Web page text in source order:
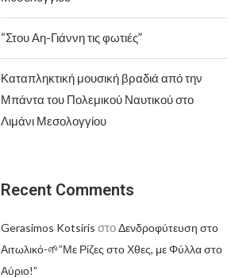
“Στου Αη-Γιάννη τις φωτιές”
Καταπληκτική μουσική βραδιά από την
Μπάντα του Πολεμικού Ναυτικού στο
Λιμάνι Μεσολογγίου
Recent Comments
Gerasimos Kotsiris στοΔενδροφύτευση στο
Αιτωλικό-🌱”Με Ρίζες στο Χθες, με Φύλλα στο
Αύριο!”